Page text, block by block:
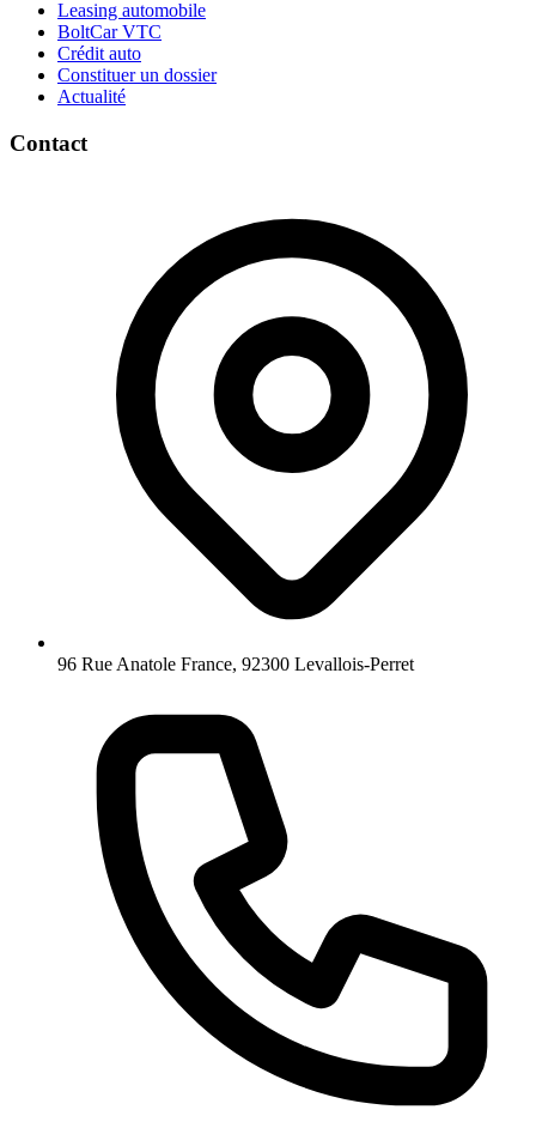
Leasing automobile
BoltCar VTC
Crédit auto
Constituer un dossier
Actualité
Contact
96 Rue Anatole France, 92300 Levallois-Perret